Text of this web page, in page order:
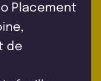
Placement
de